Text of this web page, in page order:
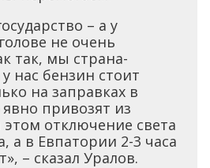
– а у
не очень
так, мы страна-
нас бензин стоит
на заправках в
явно привозят из
отключение света
а в Евпатории 2-3 часа
– сказал Уралов.